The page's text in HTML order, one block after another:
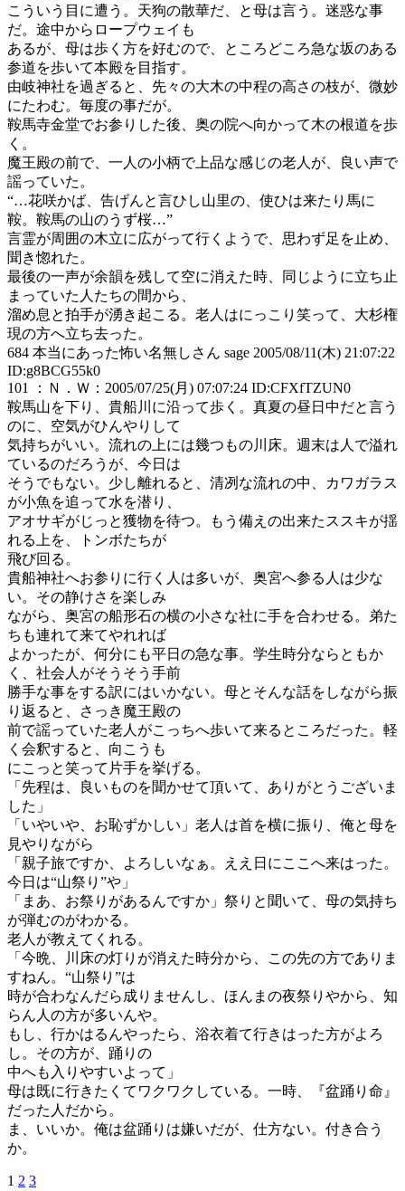
こういう目に遭う。天狗の散華だ、と母は言う。迷惑な事
だ。途中からロープウェイも
あるが、母は歩く方を好むので、ところどころ急な坂のある
参道を歩いて本殿を目指す。
由岐神社を過ぎると、先々の大木の中程の高さの枝が、微妙
にたわむ。毎度の事だが。
鞍馬寺金堂でお参りした後、奥の院へ向かって木の根道を歩
く。
魔王殿の前で、一人の小柄で上品な感じの老人が、良い声で
謡っていた。
“…花咲かば、告げんと言ひし山里の、使ひは来たり馬に
鞍。鞍馬の山のうず桜…”
言霊が周囲の木立に広がって行くようで、思わず足を止め、
聞き惚れた。
最後の一声が余韻を残して空に消えた時、同じように立ち止
まっていた人たちの間から、
溜め息と拍手が湧き起こる。老人はにっこり笑って、大杉権
現の方へ立ち去った。
684 本当にあった怖い名無しさん sage 2005/08/11(木) 21:07:22
ID:g8BCG55k0
101 ：Ｎ．Ｗ：2005/07/25(月) 07:07:24 ID:CFXfTZUN0
鞍馬山を下り、貴船川に沿って歩く。真夏の昼日中だと言う
のに、空気がひんやりして
気持ちがいい。流れの上には幾つもの川床。週末は人で溢れ
ているのだろうが、今日は
そうでもない。少し離れると、清冽な流れの中、カワガラス
が小魚を追って水を潜り、
アオサギがじっと獲物を待つ。もう備えの出来たススキが揺
れる上を、トンボたちが
飛び回る。
貴船神社へお参りに行く人は多いが、奥宮へ参る人は少な
い。その静けさを楽しみ
ながら、奥宮の船形石の横の小さな社に手を合わせる。弟た
ちも連れて来てやれれば
よかったが、何分にも平日の急な事。学生時分ならともか
く、社会人がそうそう手前
勝手な事をする訳にはいかない。母とそんな話をしながら振
り返ると、さっき魔王殿の
前で謡っていた老人がこっちへ歩いて来るところだった。軽
く会釈すると、向こうも
にこっと笑って片手を挙げる。
「先程は、良いものを聞かせて頂いて、ありがとうございま
した」
「いやいや、お恥ずかしい」老人は首を横に振り、俺と母を
見やりながら
「親子旅ですか、よろしいなぁ。ええ日にここへ来はった。
今日は“山祭り”や」
「まあ、お祭りがあるんですか」祭りと聞いて、母の気持ち
が弾むのがわかる。
老人が教えてくれる。
「今晩、川床の灯りが消えた時分から、この先の方でありま
すねん。“山祭り”は
時が合わなんだら成りませんし、ほんまの夜祭りやから、知
らん人の方が多いんや。
もし、行かはるんやったら、浴衣着て行きはった方がよろ
し。その方が、踊りの
中へも入りやすいよって」
母は既に行きたくてワクワクしている。一時、『盆踊り命』
だった人だから。
ま、いいか。俺は盆踊りは嫌いだが、仕方ない。付き合う
か。
1 2 3